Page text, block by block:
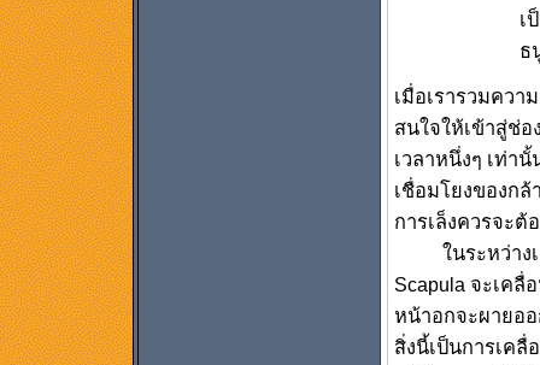
เ
ธ
เมื่อเรารวมควา
สนใจให้เข้าสู่ช่อ
เวลาหนึ่งๆ เท่า
เชื่อมโยงของก
การเล็งควรจะต้
ในระหว่างเฟ
Scapula จะเค
หน้าอกจะผายออ
สิ่งนี้เป็นการเคลื่